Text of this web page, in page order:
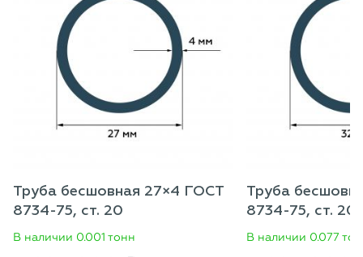
Труба бесшовная 27×4 ГОСТ
8734-75, ст. 20
В наличии 0.001 тонн
Труба
8734-75, ст. 20
В наличии 0.077